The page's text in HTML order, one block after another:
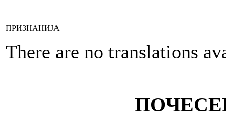
ПРИЗНАНИЈА
There are no translations